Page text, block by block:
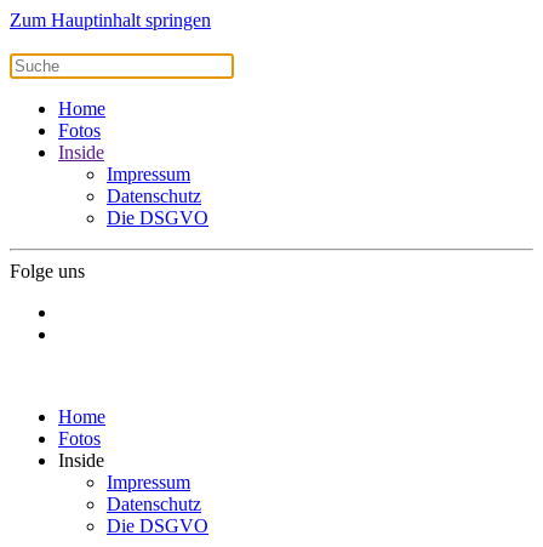
Zum Hauptinhalt springen
Home
Fotos
Inside
Impressum
Datenschutz
Die DSGVO
Folge uns
Home
Fotos
Inside
Impressum
Datenschutz
Die DSGVO